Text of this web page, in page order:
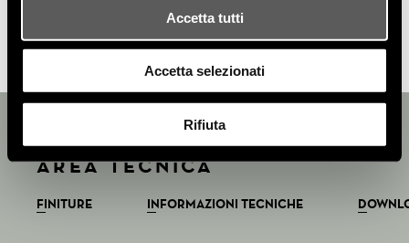
Accetta tutti
Accetta selezionati
Rifiuta
AREA TECNICA
FINITURE INFORMAZIONI TECNICHE